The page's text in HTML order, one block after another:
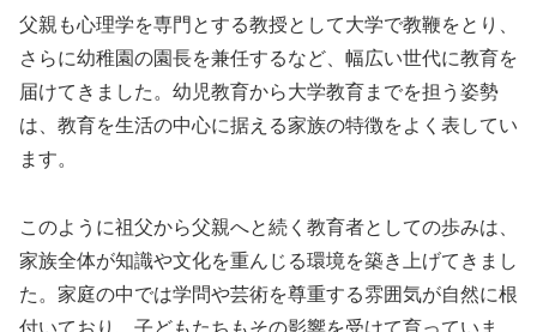
父親も心理学を専門とする教授として大学で教鞭をとり、
さらに幼稚園の園長を兼任するなど、幅広い世代に教育を
届けてきました。幼児教育から大学教育までを担う姿勢
は、教育を生活の中心に据える家族の特徴をよく表してい
ます。
このように祖父から父親へと続く教育者としての歩みは、
家族全体が知識や文化を重んじる環境を築き上げてきまし
た。家庭の中では学問や芸術を尊重する雰囲気が自然に根